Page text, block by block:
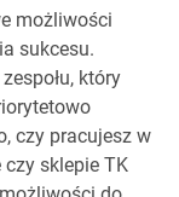
możliwości
sukcesu.
który
czy pracujesz w
sklepie TK